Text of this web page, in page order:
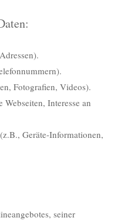
Fotografien, Videos).
Interesse an
Geräte-Informationen,
seiner